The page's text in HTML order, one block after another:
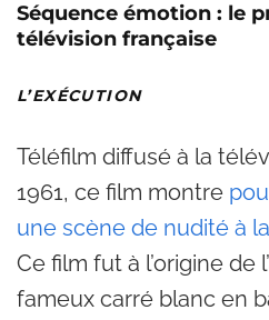
Séquence émotion : le
télévision française
L’EXÉCUTION
Téléfilm diffusé à la
1961, ce film montre
une scène de nudité à
Ce film fut à l’origine de
fameux carré blanc en